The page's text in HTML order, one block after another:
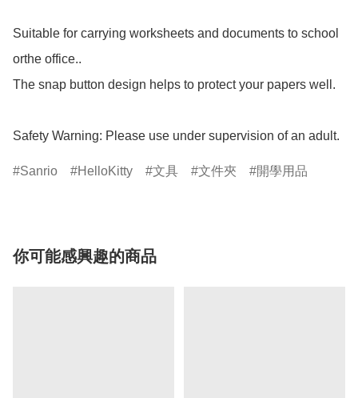
Suitable for carrying worksheets and documents to school
orthe office..
The snap button design helps to protect your papers well.
Safety Warning: Please use under supervision of an adult.
Sanrio HelloKitty 文具 文件夾 開學用品
你可能感興趣的商品